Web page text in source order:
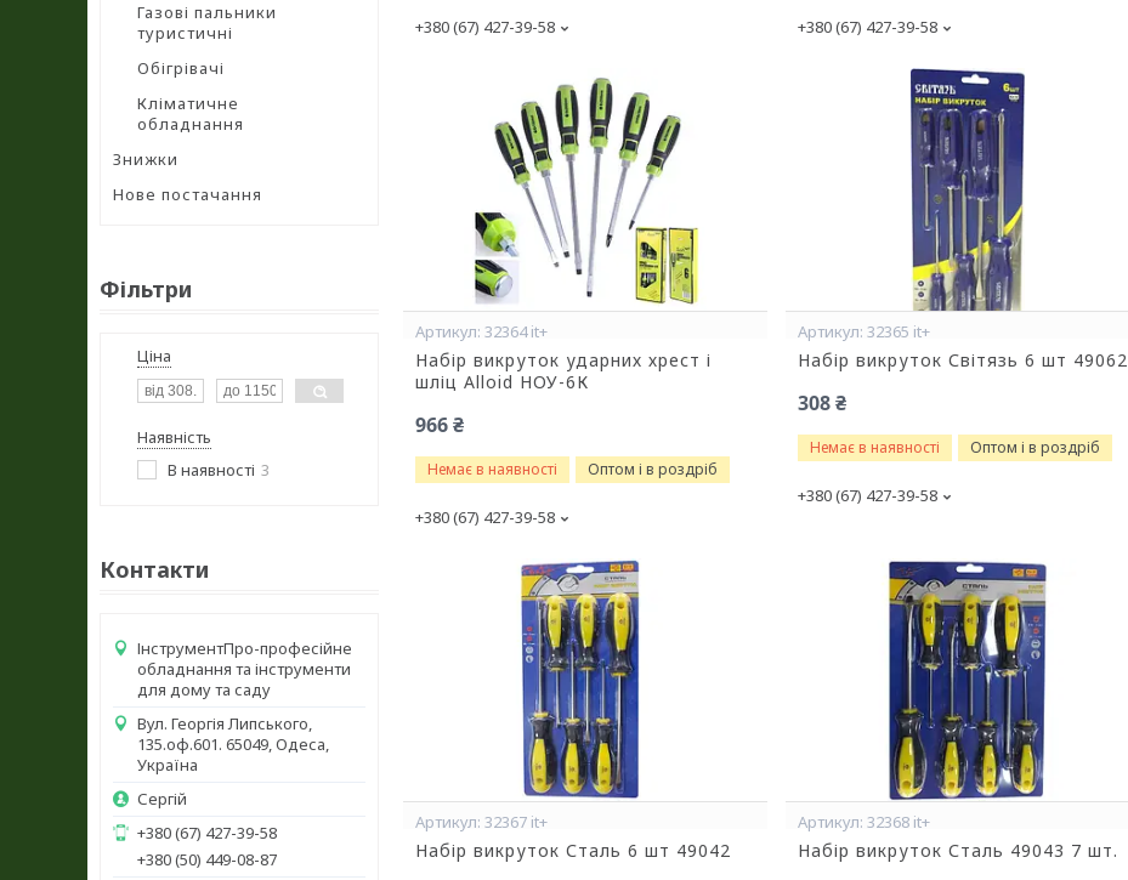
Газові пальники
туристичні
Обігрівачі
Кліматичне
обладнання
Знижки
Нове постачання
Фільтри
Ціна
Наявність
В наявності 3
Контакти
ІнструментПро-професійне
обладнання та інструменти
для дому та саду
Вул. Георгія Липського,
135.оф.601. 65049, Одеса,
Україна
Сергій
+380 (67) 427-39-58
+380 (50) 449-08-87
+380 (67) 427-39-58 +380 (67) 427-39-58
32364 it+
Набір викруток ударних хрест і
шліц Alloid НОУ-6К
966 ₴
Немає в наявності Оптом і в роздріб
+380 (67) 427-39-58
32365 it+
Набір викруток Світязь 6 шт 49062
308 ₴
Немає в наявності Оптом і в роздріб
+380 (67) 427-39-58
32367 it+
Набір викруток Сталь 6 шт 49042
32368 it+
Набір викруток Сталь 49043 7 шт.